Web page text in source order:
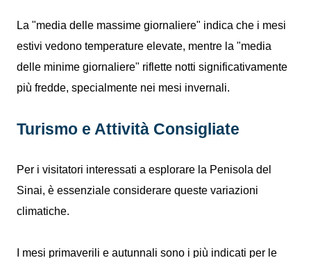
La "media delle massime giornaliere" indica che i mesi
estivi vedono temperature elevate, mentre la "media
delle minime giornaliere" riflette notti significativamente
più fredde, specialmente nei mesi invernali.
Turismo e Attività Consigliate
Per i visitatori interessati a esplorare la Penisola del
Sinai, è essenziale considerare queste variazioni
climatiche.
I mesi primaverili e autunnali sono i più indicati per le